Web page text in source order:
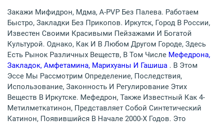
Закажи Мифидрон, Мдма, A-PVP Без Палева. Работаем
Быстро, Закладки Без Прикопов. Иркутск, Город В России,
Известен Своими Красивыми Пейзажами И Богатой
Культурой. Однако, Как И В Любом Другом Городе, Здесь
Есть Рынок Различных Веществ, В Том Числе Мефедрона,
Закладок, Амфетамина, Марихуаны И Гашиша . В Этом
Эссе Мы Рассмотрим Определение, Последствия,
Использование, Законность И Регулирование Этих
Веществ В Иркутске. Мефедрон, Также Известный Как 4-
Метилметкатинон, Представляет Собой Синтетический
Катинон, Появившийся В Начале 2000-Х Годов. Это